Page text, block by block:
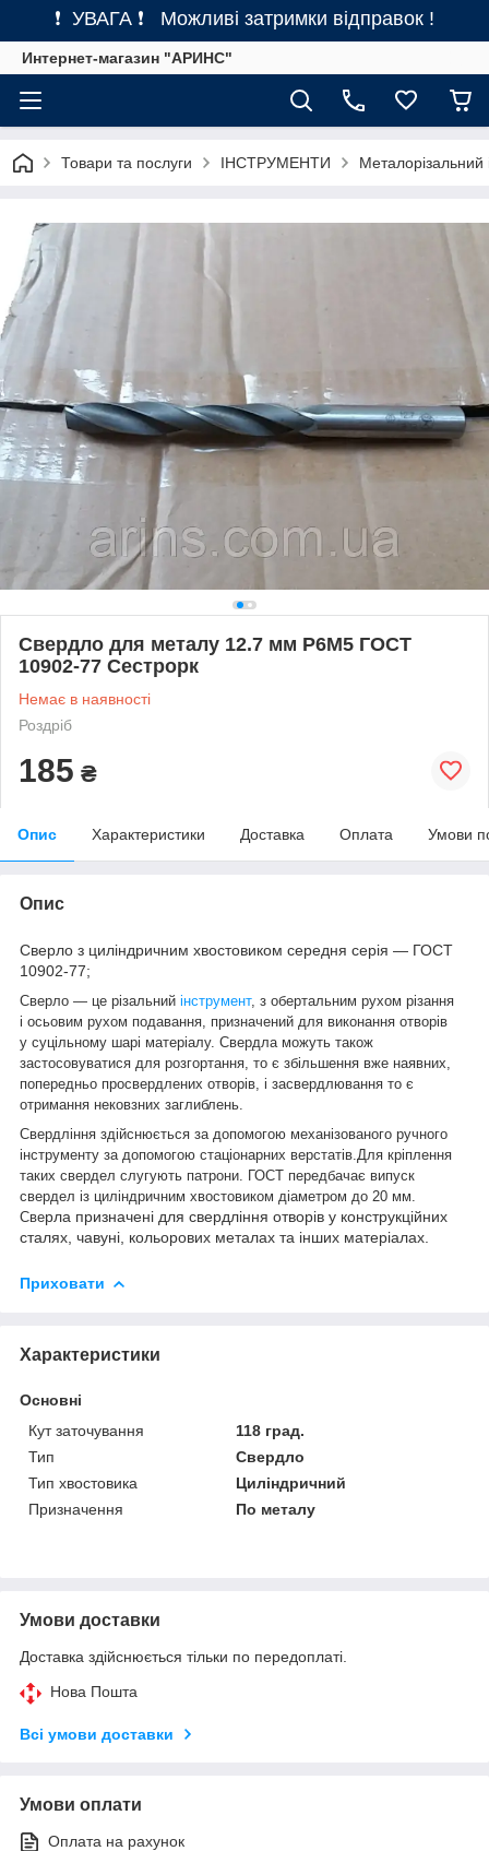
❗ УВАГА ❗ Можливі затримки відправок !
Интернет-магазин "АРИНС"
Товари та послуги ІНСТРУМЕНТИ Металорізальний
Свердло для металу 12.7 мм Р6М5 ГОСТ
10902-77 Сестрорк
Немає в наявності
Роздріб
185 ₴
Опис Характеристики Доставка Оплата Умови
Опис
Сверло з циліндричним хвостовиком середня серія — ГОСТ
10902-77;
Сверло — це різальний інструмент, з обертальним рухом різання
і осьовим рухом подавання, призначений для виконання отворів
у суцільному шарі матеріалу. Свердла можуть також
застосовуватися для розгортання, то є збільшення вже наявних,
попередньо просвердлених отворів, і засвердлювання то є
отримання нековзних заглиблень.
Свердління здійснюється за допомогою механізованого ручного
інструменту за допомогою стаціонарних верстатів.Для кріплення
таких свердел слугують патрони. ГОСТ передбачає випуск
свердел із циліндричним хвостовиком діаметром до 20 мм.
Сверла призначені для свердління отворів у конструкційних
сталях, чавуні, кольорових металах та інших матеріалах.
Приховати
Характеристики
Основні
Кут заточування
118 град.
Тип
Свердло
Тип хвостовика
Циліндричний
Призначення
По металу
Умови доставки
Доставка здійснюється тільки по передоплаті.
Нова Пошта
Всі умови доставки
Умови оплати
Оплата на рахунок